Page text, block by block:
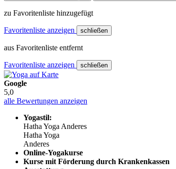
zu Favoritenliste hinzugefügt
Favoritenliste anzeigen schließen
aus Favoritenliste entfernt
Favoritenliste anzeigen schließen
Google
5,0
alle Bewertungen anzeigen
Yogastil:
Hatha Yoga Anderes
Hatha Yoga
Anderes
Online-Yogakurse
Kurse mit Förderung durch Krankenkassen